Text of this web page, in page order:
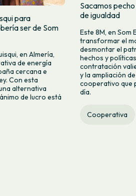
para
ser de Som
en Almería,
de energía
cercana e
Con esta
alternativa
de lucro está
Sacamos
de igualdad
Este 8M, en Som
transformar el
desmontar el
hechos y
contratación
y la ampliación
cooperativo que
día.
Cooperativa